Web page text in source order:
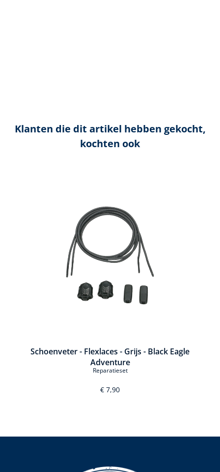
Klanten die dit artikel hebben gekocht,
kochten ook
Schoenveter - Flexlaces - Grijs - Black Eagle
Adventure
Reparatieset
€ 7,90